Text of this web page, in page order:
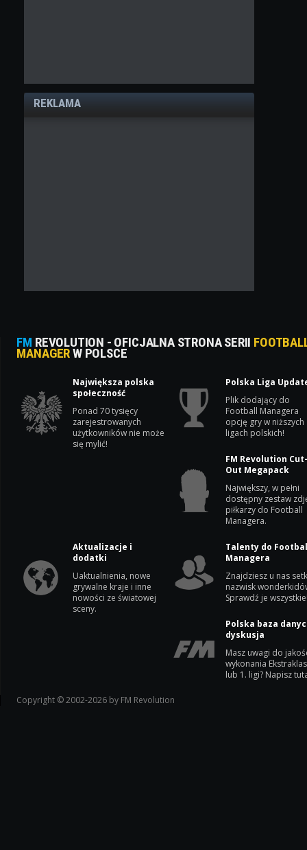
REKLAMA
FM REVOLUTION - OFICJALNA STRONA SERII
MANAGERW POLSCE
Największa polska
społeczność
Ponad 70 tysięcy
zarejestrowanych
użytkowników nie może
się mylić!
Polska Liga
Plik dodający do
Football Managera
opcję gry w niższych
ligach polskich!
FM Revolution
Out Megapack
Największy, w pełni
dostępny zestaw
piłkarzy do Football
Managera.
Aktualizacje i
dodatki
Uaktualnienia, nowe
grywalne kraje i inne
nowości ze światowej
sceny.
Talenty do
Managera
Znajdziesz u nas
nazwisk
Sprawdź je
Polska baza
dyskusja
Masz uwagi do
wykonania
lub 1. ligi? Napisz
Copyright © 2002-2026 by FM Revolution